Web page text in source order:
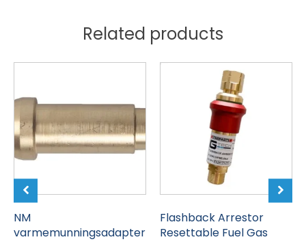
Related products
NM
varmemunningsadapter
Flashback Arrestor
Resettable Fuel Gas